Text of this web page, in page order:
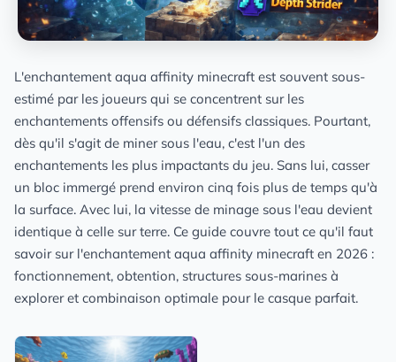
L'enchantement aqua affinity minecraft est souvent sous-
estimé par les joueurs qui se concentrent sur les
enchantements offensifs ou défensifs classiques. Pourtant,
dès qu'il s'agit de miner sous l'eau, c'est l'un des
enchantements les plus impactants du jeu. Sans lui, casser
un bloc immergé prend environ cinq fois plus de temps qu'à
la surface. Avec lui, la vitesse de minage sous l'eau devient
identique à celle sur terre. Ce guide couvre tout ce qu'il faut
savoir sur l'enchantement aqua affinity minecraft en 2026 :
fonctionnement, obtention, structures sous-marines à
explorer et combinaison optimale pour le casque parfait.